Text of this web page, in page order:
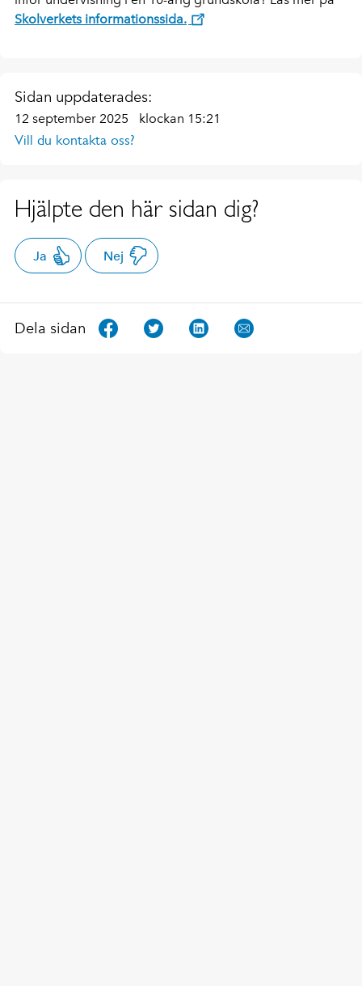
Skolverkets informationssida.
Sidan uppdaterades:
12 september 2025 klockan 15:21
Vill du kontakta oss?
Hjälpte den här sidan dig?
Ja Nej
Dela sidan